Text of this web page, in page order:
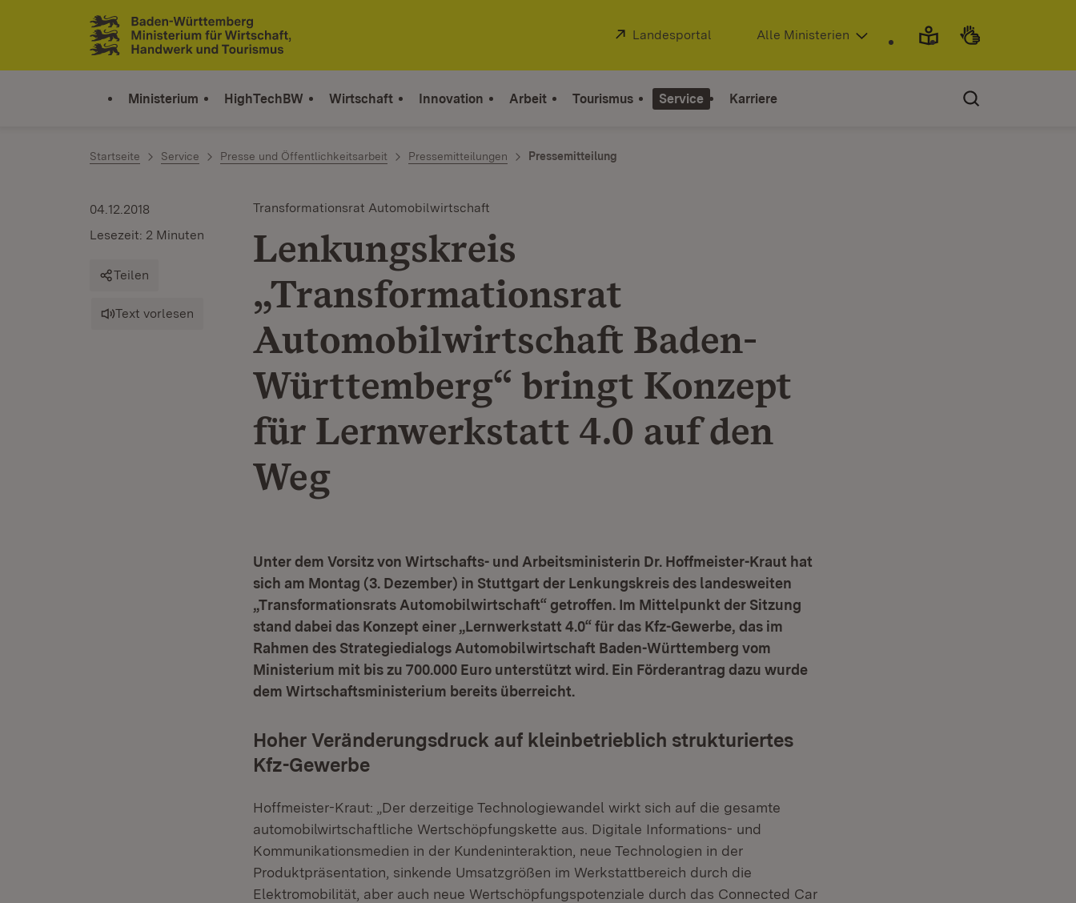
Zum Inhalt springen
Link zur Startseite
Extern:
Landesportal (Öffnet in neuem Fenster)
Alle Ministerien
Ministerium HighTechBW Wirtschaft Innovation Arbeit Tourismus Service Karriere
Startseite Service Presse und Öffentlichkeitsarbeit Pressemitteilungen Pressemitteilung
Transformationsrat Automobilwirtschaft
Lenkungskreis
„Transformationsrat
Automobilwirtschaft Baden-
Württemberg“ bringt Konzept
für Lernwerkstatt 4.0 auf den
Weg
04.12.2018
Lesezeit: 2 Minuten
Teilen
Text vorlesen
Unter dem Vorsitz von Wirtschafts- und Arbeitsministerin Dr. Hoffmeister-Kraut hat
sich am Montag (3. Dezember) in Stuttgart der Lenkungskreis des landesweiten
„Transformationsrats Automobilwirtschaft“ getroffen. Im Mittelpunkt der Sitzung
stand dabei das Konzept einer „Lernwerkstatt 4.0“ für das Kfz-Gewerbe, das im
Rahmen des Strategiedialogs Automobilwirtschaft Baden-Württemberg vom
Ministerium mit bis zu 700.000 Euro unterstützt wird. Ein Förderantrag dazu wurde
dem Wirtschaftsministerium bereits überreicht.
Hoher Veränderungsdruck auf kleinbetrieblich strukturiertes
Kfz-Gewerbe
Hoffmeister-Kraut: „Der derzeitige Technologiewandel wirkt sich auf die gesamte
automobilwirtschaftliche Wertschöpfungskette aus. Digitale Informations- und
Kommunikationsmedien in der Kundeninteraktion, neue Technologien in der
Produktpräsentation, sinkende Umsatzgrößen im Werkstattbereich durch die
Elektromobilität, aber auch neue Wertschöpfungspotenziale durch das Connected Car